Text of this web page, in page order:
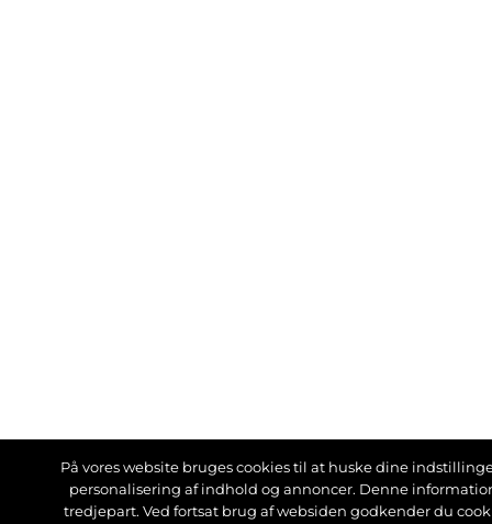
På vores website bruges cookies til at huske dine
personalisering af indhold og annoncer. Denne
tredjepart. Ved fortsat brug af websiden godkender du